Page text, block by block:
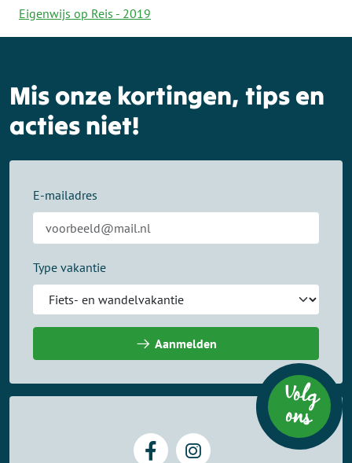
Eigenwijs op Reis - 2019
Mis onze kortingen, tips en
acties niet!
E-mailadres
Type vakantie
Aanmelden
Volg
on
s